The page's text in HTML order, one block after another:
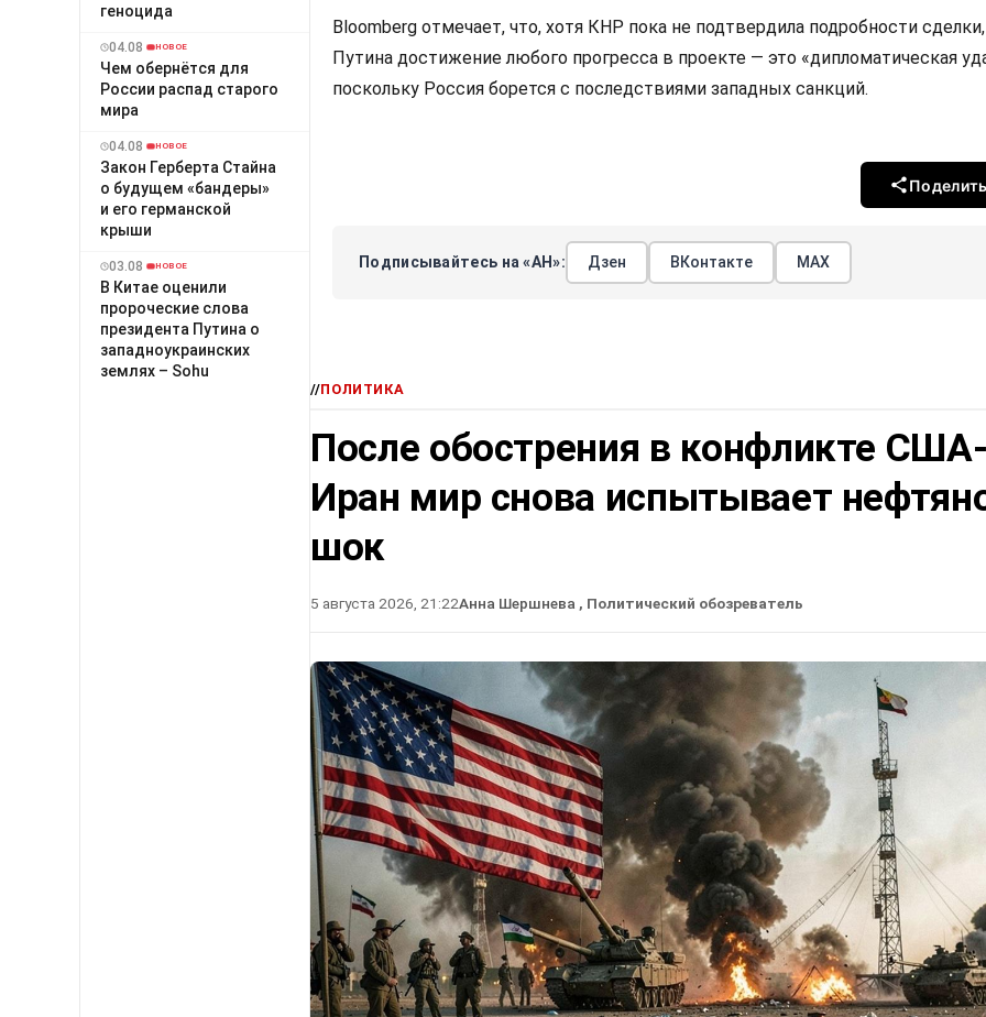
геноцида
04.08 НОВОЕ
Чем обернётся для
России распад старого
мира
04.08 НОВОЕ
Закон Герберта Стайна
о будущем «бандеры»
и его германской
крыши
03.08 НОВОЕ
В Китае оценили
пророческие слова
президента Путина о
западноукраинских
землях – Sohu
Bloomberg отмечает, что, хотя КНР пока не подтвердила подробности
Путина достижение любого прогресса в проекте — это «дипломатическая
поскольку Россия борется с последствиями западных санкций.
Подписывайтесь на «АН»: Дзен ВКонтакте МАХ
//ПОЛИТИКА
После обострения в конфликте США-
Иран мир снова испытывает
шок
5 августа 2026, 21:22Анна Шершнева , Политический обозреватель